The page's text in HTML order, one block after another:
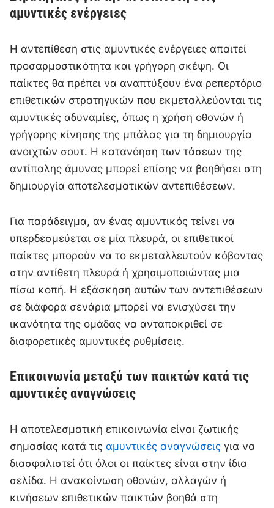
αμυντικές ενέργειες
Η αντεπίθεση στις αμυντικές ενέργειες απαιτεί
προσαρμοστικότητα και γρήγορη σκέψη. Οι
παίκτες θα πρέπει να αναπτύξουν ένα ρεπερτόριο
επιθετικών στρατηγικών που εκμεταλλεύονται τις
αμυντικές αδυναμίες, όπως η χρήση οθονών ή
γρήγορης κίνησης της μπάλας για τη δημιουργία
ανοιχτών σουτ. Η κατανόηση των τάσεων της
αντίπαλης άμυνας μπορεί επίσης να βοηθήσει στη
δημιουργία αποτελεσματικών αντεπιθέσεων.
Για παράδειγμα, αν ένας αμυντικός τείνει να
υπερδεσμεύεται σε μία πλευρά, οι επιθετικοί
παίκτες μπορούν να το εκμεταλλευτούν κόβοντας
στην αντίθετη πλευρά ή χρησιμοποιώντας μια
πίσω κοπή. Η εξάσκηση αυτών των αντεπιθέσεων
σε διάφορα σενάρια μπορεί να ενισχύσει την
ικανότητα της ομάδας να ανταποκριθεί σε
διαφορετικές αμυντικές ρυθμίσεις.
Επικοινωνία μεταξύ των παικτών κατά τις
αμυντικές αναγνώσεις
Η αποτελεσματική επικοινωνία είναι ζωτικής
σημασίας κατά τιςαμυντικές αναγνώσεις για να
διασφαλιστεί ότι όλοι οι παίκτες είναι στην ίδια
σελίδα. Η ανακοίνωση οθονών, αλλαγών ή
κινήσεων επιθετικών παικτών βοηθά στη